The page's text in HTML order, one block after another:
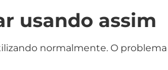
usando assim
normalmente. O